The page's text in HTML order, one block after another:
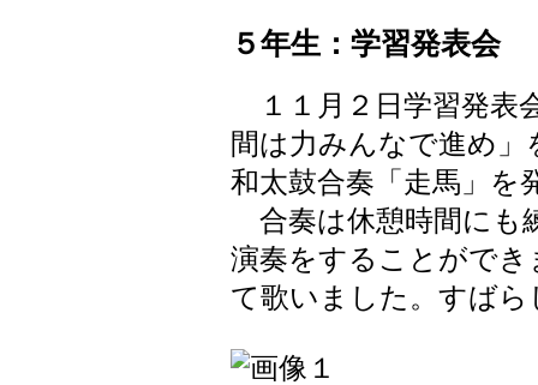
５年生：学習発表会
１１月２日学習発表
間は力みんなで進め
和太鼓合奏「走馬」を
合奏は休憩時間にも
演奏をすることがで
て歌いました。すば